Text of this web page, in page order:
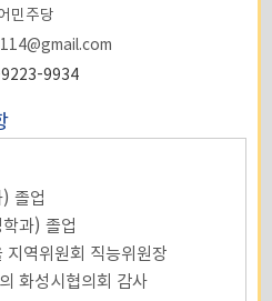
민주당
9934
졸업
과) 졸업
지역위원회 직능위원장
화성시협의회 감사